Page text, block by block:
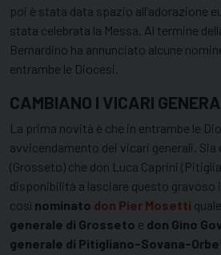
poi è stata data spazio all’adorazione
stata celebrata la Messa. Al termine
Bernardino ha annunciato alcune
entrambe le Diocesi.
CAMBIANO I VICARI
La prima novità è che in entrambe le
avvicendamento dei vicari generali. Sia
(Grosseto) che don Luca Caprini
disponibilità a lasciare questo gravoso
così nominato don Pier Mosetti quale
generale di Grosseto e don Gino
generale di Pitigliano-Sovana-